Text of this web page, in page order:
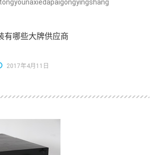
有哪些大牌供应商
2017年4月11日